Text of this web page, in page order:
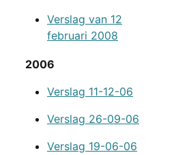
Verslag van 12
februari 2008
2006
Verslag 11-12-06
Verslag 26-09-06
Verslag 19-06-06